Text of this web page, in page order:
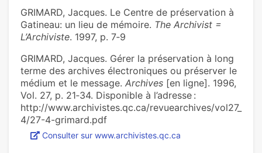
GRIMARD, Jacques. Le Centre de préservation à
Gatineau: un lieu de mémoire. The Archivist =
L’Archiviste. 1997, p. 7‑9
GRIMARD, Jacques. Gérer la préservation à long
terme des archives électroniques ou préserver le
médium et le message. Archives [en ligne]. 1996,
Vol. 27, p. 21‑34. Disponible à l’adresse :
http://www.archivistes.qc.ca/revuearchives/vol27_
4/27-4-grimard.pdf
Consulter sur www.archivistes.qc.ca